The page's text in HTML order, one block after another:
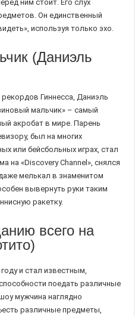
ним стоит. Его слух
Он единственный
используя только эхо.
(Даниэль
Гиннесса, Даниэль
мальчик» – самый
акробат в мире. Парень
был на многих
или бейсбольных играх, стал
на «Discovery Channel», снялся
мелькал в знаменитом
вывернуть руки таким
ракетку.
всего на
и стал известным,
поедать различные
мужчина наглядно
различные предметы,